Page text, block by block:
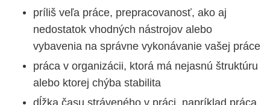
príliš veľa práce, prepracovanosť, ako aj
nedostatok vhodných nástrojov alebo
vybavenia na správne vykonávanie vašej práce
práca v organizácii, ktorá má nejasnú štruktúru
alebo ktorej chýba stabilita